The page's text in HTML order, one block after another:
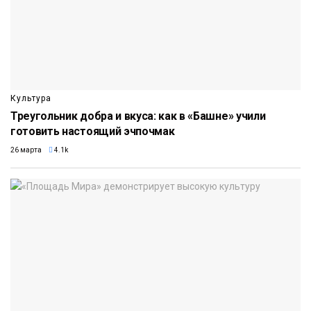
Культура
Треугольник добра и вкуса: как в «Башне» учили
готовить настоящий эчпочмак
26 марта 4.1k